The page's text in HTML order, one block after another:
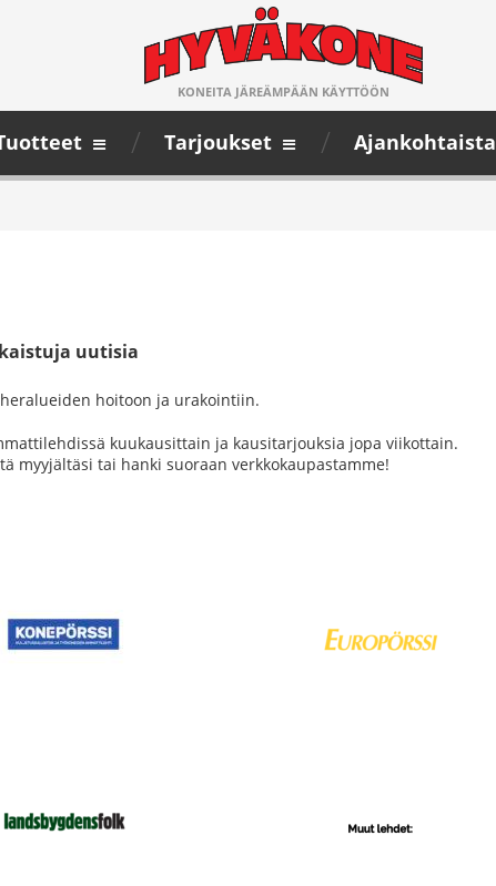
KONEITA JÄREÄMPÄÄN KÄYTTÖÖN
Tarjoukset Ajankohtaista
uutisia
hoitoon ja urakointiin.
kuukausittain ja kausitarjouksia jopa viikottain.
myyjältäsi tai hanki suoraan verkkokaupastamme!